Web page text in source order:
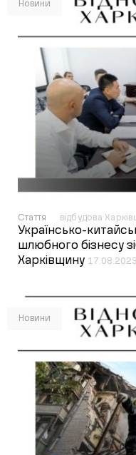
Новини
Стаття відбудова
Українсько-
шлюбного бізнесу
Харківщину 17.08.2023
Новини